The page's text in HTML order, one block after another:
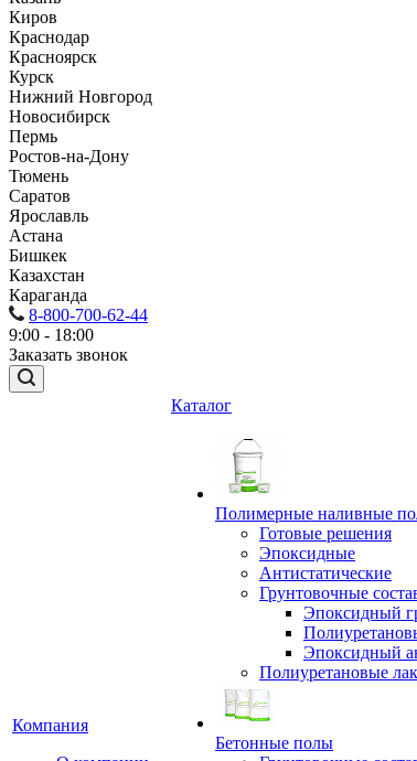
Киров
Краснодар
Красноярск
Курск
Нижний Новгород
Новосибирск
Пермь
Ростов-на-Дону
Тюмень
Саратов
Ярославль
Астана
Бишкек
Казахстан
Караганда
8-800-700-62-44
9:00 - 18:00
Заказать звонок
Компания
Каталог
Полимерные наливные
Готовые решения
Эпоксидные
Антистатические
Грунтовочные
Эпоксидный
Эпоксидный
Полиуретановые
Бетонные полы